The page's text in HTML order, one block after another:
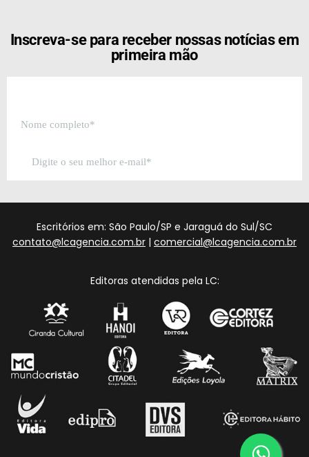
Inscreva-se para receber nossas notícias em
primeira mão
Escritórios em: São Paulo/SP e Jaraguá do Sul/SC
contato@lcagencia.com.br | comercial@lcagencia.com.br
Editoras atendidas pela LC: